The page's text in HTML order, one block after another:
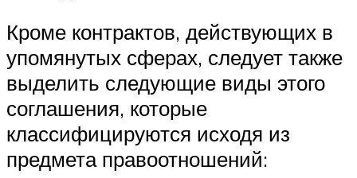
Кроме контрактов, действующих в
упомянутых сферах, следует также
выделить следующие виды этого
соглашения, которые
классифицируются исходя из
предмета правоотношений: